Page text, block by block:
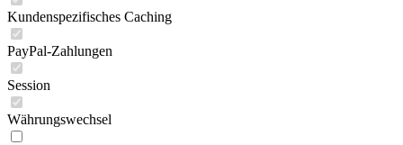
Kundenspezifisches Caching
PayPal-Zahlungen
Session
Währungswechsel